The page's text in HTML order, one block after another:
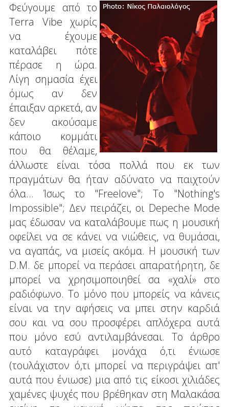
Φεύγουμε από το
Terra Vibe χωρίς
να έχουμε
καταλάβει πότε
πέρασε η ώρα.
Λίγη σημασία έχει
όμως αν δεν
έπαιξαν αρκετά, αν
δεν ακούσαμε
κάποιο κομμάτι
που θα θέλαμε,
άλλωστε είναι τόσα πολλά που εκ των
πραγμάτων θα ήταν αδύνατο να παιχτούν
όλα... Ίσως το "Freelove"; Το "Nothing's
Impossible"; Δεν πειράζει, οι Depeche Mode
μας έδωσαν να καταλάβουμε πως η μουσική
οφείλει να σε κάνει να νιώθεις, να θυμάσαι,
να αγαπάς, να μισείς ακόμα. Η μουσική των
D.M. δε μπορεί να περάσει απαρατήρητη, δε
μπορεί να χρησιμοποιηθεί σα «χαλί» στο
ραδιόφωνο. Το μόνο που μπορείς να κάνεις
είναι να την αφήσεις να μπει στην καρδιά
σου και να σου προσφέρει απλόχερα αυτά
που μόνο εσύ αντιλαμβάνεσαι. Το άρθρο
αυτό καταγράφει μονάχα ό,τι ένιωσε
(τουλάχιστον ό,τι μπορεί να περιγράψει απ'
αυτά που ένιωσε) μια από τις είκοσι χιλιάδες
χαμένες ψυχές που βρέθηκαν στη Μαλακάσα